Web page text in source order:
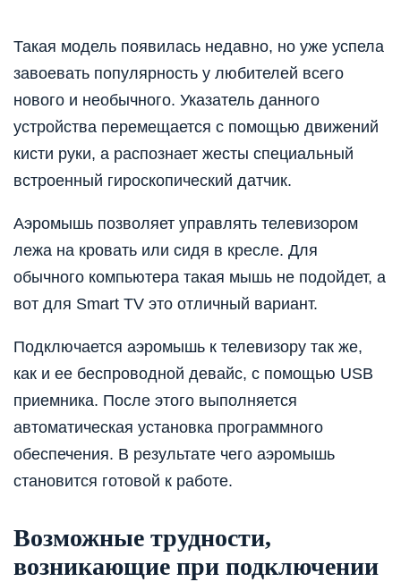
Такая модель появилась недавно, но уже успела
завоевать популярность у любителей всего
нового и необычного. Указатель данного
устройства перемещается с помощью движений
кисти руки, а распознает жесты специальный
встроенный гироскопический датчик.
Аэромышь позволяет управлять телевизором
лежа на кровать или сидя в кресле. Для
обычного компьютера такая мышь не подойдет, а
вот для Smart TV это отличный вариант.
Подключается аэромышь к телевизору так же,
как и ее беспроводной девайс, с помощью USB
приемника. После этого выполняется
автоматическая установка программного
обеспечения. В результате чего аэромышь
становится готовой к работе.
Возможные трудности,
возникающие при подключении